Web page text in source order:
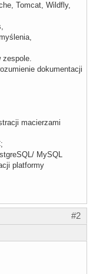
Tomcat, Wildfly,
dokumentacji
macierzami
MySQL
platformy
#2